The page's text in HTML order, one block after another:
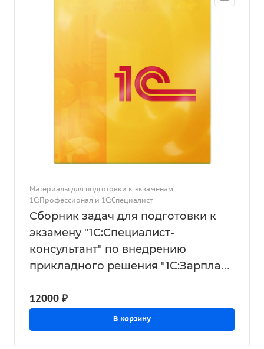
Материалы для подготовки к экзаменам
1С:Профессионал и 1С:Специалист
Сборник задач для подготовки к
экзамену "1С:Специалист-
консультант" по внедрению
прикладного решения "1С:Зарплата
Казахстана", редакция 3.1
12000 ₽
В корзину